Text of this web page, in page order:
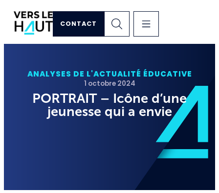
CONTACT
ANALYSES DE L'ACTUALITÉ ÉDUCATIVE
1 octobre 2024
PORTRAIT – Icône d’une
jeunesse qui a envie